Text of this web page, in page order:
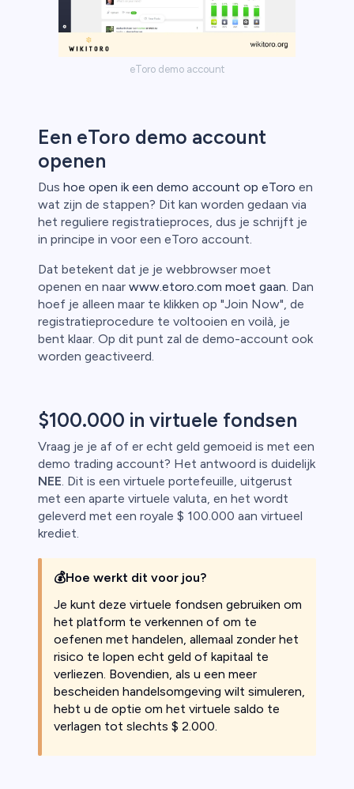
eToro demo account
Een eToro demo account
openen
Dus hoe open ik een demo account op eToro en
wat zijn de stappen? Dit kan worden gedaan via
het reguliere registratieproces, dus je schrijft je
in principe in voor een eToro account.
Dat betekent dat je je webbrowser moet
openen en naar www.etoro.com moet gaan. Dan
hoef je alleen maar te klikken op "Join Now", de
registratieprocedure te voltooien en voilà, je
bent klaar. Op dit punt zal de demo-account ook
worden geactiveerd.
$100.000 in virtuele fondsen
Vraag je je af of er echt geld gemoeid is met een
demo trading account? Het antwoord is duidelijk
NEE. Dit is een virtuele portefeuille, uitgerust
met een aparte virtuele valuta, en het wordt
geleverd met een royale $ 100.000 aan virtueel
krediet.
💰Hoe werkt dit voor jou?
Je kunt deze virtuele fondsen gebruiken om
het platform te verkennen of om te
oefenen met handelen, allemaal zonder het
risico te lopen echt geld of kapitaal te
verliezen. Bovendien, als u een meer
bescheiden handelsomgeving wilt simuleren,
hebt u de optie om het virtuele saldo te
verlagen tot slechts $ 2.000.